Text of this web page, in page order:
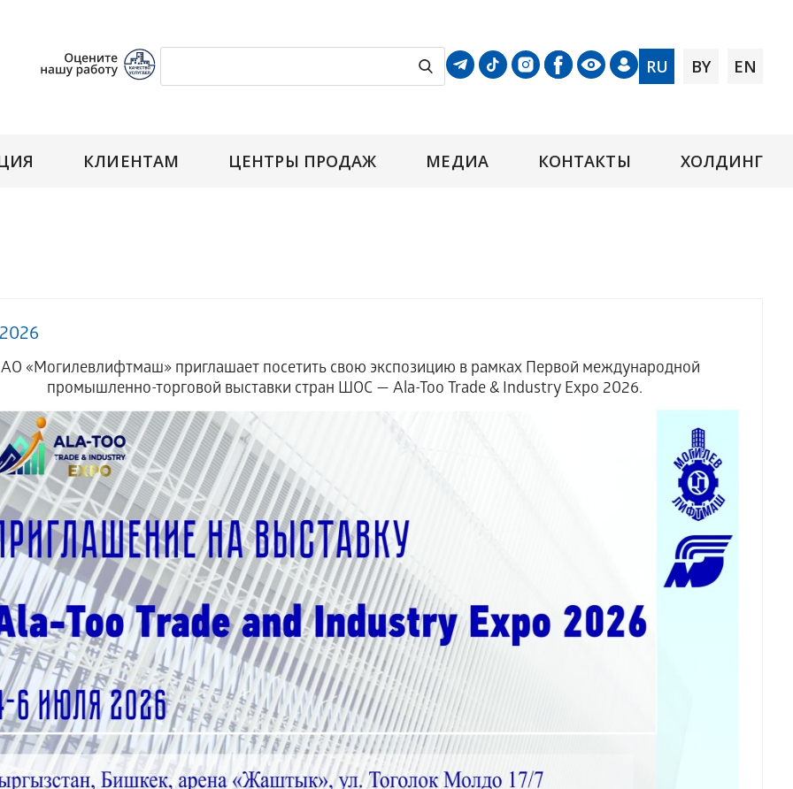
RU BY EN
КЛИЕНТАМ ЦЕНТРЫ ПРОДАЖ МЕДИА КОНТАКТЫ ХОЛДИНГ
«Могилевлифтмаш» приглашает посетить свою экспозицию в рамках Первой международной
промышленно-торговой выставки стран ШОС — Ala-Too Trade & Industry Expo 2026.